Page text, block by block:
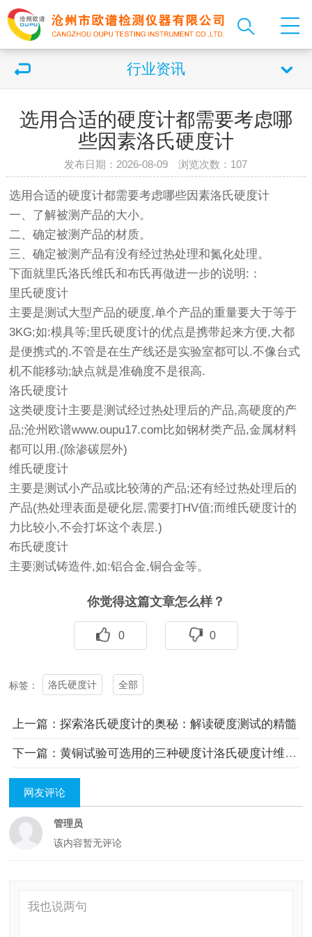
行业资讯
选用合适的硬度计都需要考虑哪
些因素洛氏硬度计
发布日期：2026-08-09 浏览次数： 107
选用合适的硬度计都需要考虑哪些因素洛氏硬度计
一、了解被测产品的大小。
二、确定被测产品的材质。
三、确定被测产品有没有经过热处理和氮化处理。
下面就里氏洛氏维氏和布氏再做进一步的说明:：
里氏硬度计
主要是测试大型产品的硬度,单个产品的重量要大于等于
3KG;如:模具等;里氏硬度计的优点是携带起来方便,大都
是便携式的.不管是在生产线还是实验室都可以.不像台式
机不能移动;缺点就是准确度不是很高.
洛氏硬度计
这类硬度计主要是测试经过热处理后的产品,高硬度的产
品;沧州欧谱www.oupu17.com比如钢材类产品,金属材料
都可以用.(除渗碳层外)
维氏硬度计
主要是测试小产品或比较薄的产品;还有经过热处理后的
产品(热处理表面是硬化层,需要打HV值;而维氏硬度计的
力比较小,不会打坏这个表层.)
布氏硬度计
主要测试铸造件,如:铝合金,铜合金等。
你觉得这篇文章怎么样？
0 0
标签： 洛氏硬度计 全部
上一篇：探索洛氏硬度计的奥秘：解读硬度测试的精髓
下一篇：黄铜试验可选用的三种硬度计洛氏硬度计维氏硬度计布氏硬度计
网友评论
管理员
该内容暂无评论